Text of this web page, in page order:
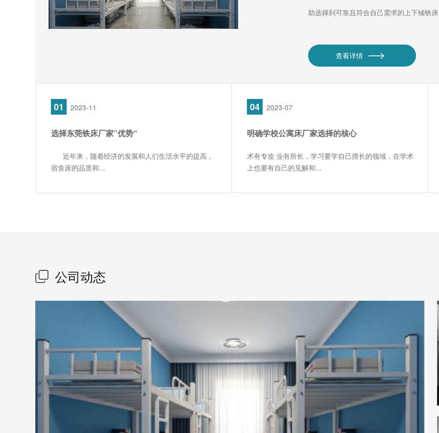
助选择到可靠且符合自己需求的上下铺铁
查看详情
01 2023-11
选择东莞铁床厂家”优势“
近年来，随着经济的发展和人们生活水平的提高，
宿舍床的品质和...
04 2023-07
明确学校公寓床厂家选择的核心
术有专攻 业有所长，学习要学自己擅长的领域，在学术
上也要有自己的见解和...
公司动态